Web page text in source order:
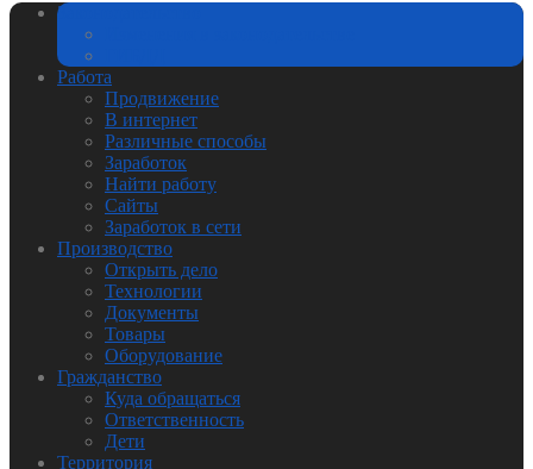
Законодательство
Работа
Продвижение
В интернет
Различные способы
Заработок
Найти работу
Сайты
Заработок в сети
Производство
Открыть дело
Технологии
Документы
Товары
Оборудование
Гражданство
Куда обращаться
Ответственность
Дети
Территория